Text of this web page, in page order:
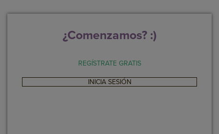
¿Comenzamos? :)
REGÍSTRATE GRATIS
INICIA SESIÓN